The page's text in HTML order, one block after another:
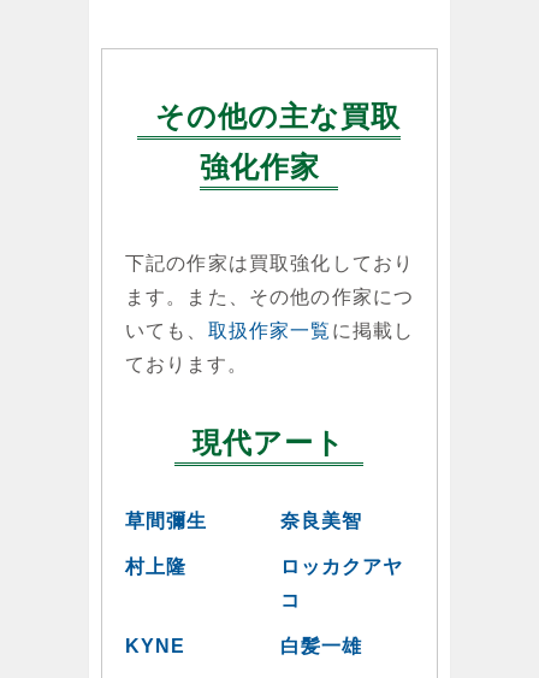
その他の主な買取
強化作家
下記の作家は買取強化しており
ます。また、その他の作家につ
いても、 取扱作家一覧 に掲載し
ております。
現代アート
草間彌生 奈良美智
村上隆
ロッカクアヤ
コ
KYNE 白髪一雄